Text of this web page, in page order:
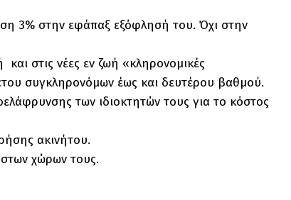
3% στην εφάπαξ εξόφλησή του. Όχι στην
στις νέες εν ζωή «κληρονομικές
συγκληρονόμων έως και δευτέρου βαθμού.
των ιδιοκτητών τους για το κόστος
ακινήτου.
χώρων τους.